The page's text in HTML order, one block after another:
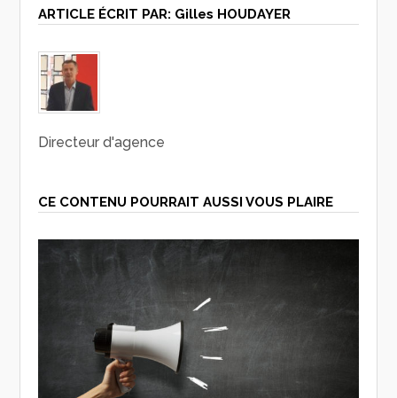
ARTICLE ÉCRIT PAR: Gilles HOUDAYER
Directeur d'agence
CE CONTENU POURRAIT AUSSI VOUS PLAIRE